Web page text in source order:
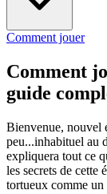
Comment jouer
Comment
guide
Bienvenue, nouvel
peu...inhabituel au
expliquera tout ce
les secrets de cette
tortueux comme